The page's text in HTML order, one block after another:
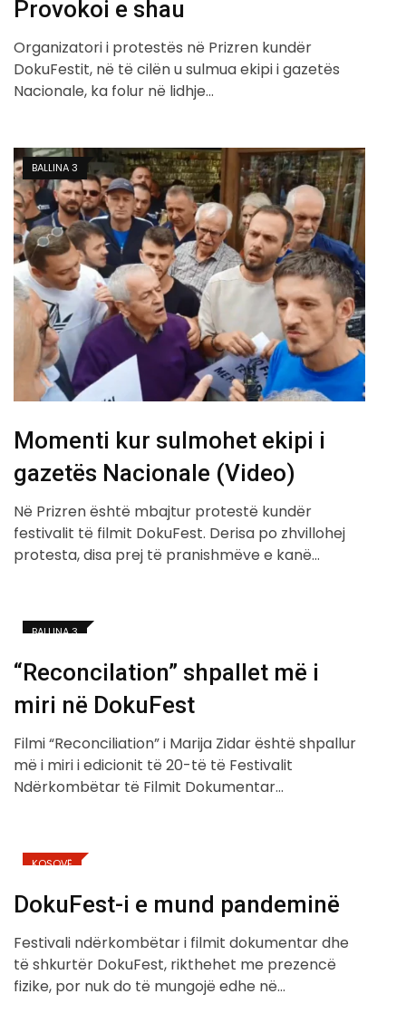
Provokoi e shau
Organizatori i protestës në Prizren kundër
DokuFestit, në të cilën u sulmua ekipi i gazetës
Nacionale, ka folur në lidhje…
BALLINA 3
Momenti kur sulmohet ekipi i
gazetës Nacionale (Video)
Në Prizren është mbajtur protestë kundër
festivalit të filmit DokuFest. Derisa po zhvillohej
protesta, disa prej të pranishmëve e kanë…
BALLINA 3
“Reconcilation” shpallet më i
miri në DokuFest
Filmi “Reconciliation” i Marija Zidar është shpallur
më i miri i edicionit të 20-të të Festivalit
Ndërkombëtar të Filmit Dokumentar…
KOSOVË
DokuFest-i e mund pandeminë
Festivali ndërkombëtar i filmit dokumentar dhe
të shkurtër DokuFest, rikthehet me prezencë
fizike, por nuk do të mungojë edhe në…